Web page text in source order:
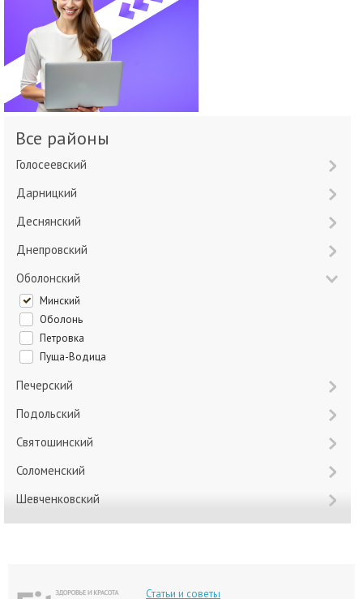
Все районы
Голосеевский
Дарницкий
Деснянский
Днепровский
Оболонский
Минский
Оболонь
Петровка
Пуща-Водица
Печерский
Подольский
Святошинский
Соломенский
Шевченковский
Статьи и советы